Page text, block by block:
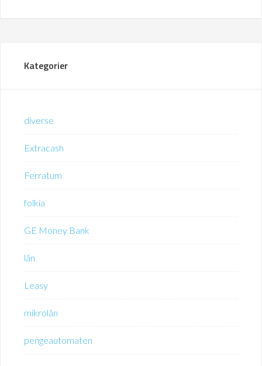
Kategorier
diverse
Extracash
Ferratum
folkia
GE Money Bank
lån
Leasy
mikrolån
pengeautomaten